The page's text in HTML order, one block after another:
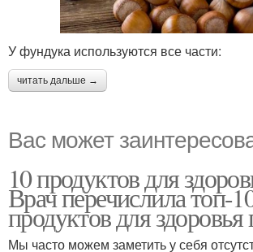
У фундука используются все части:
читать дальше →
Вас может
10 продуктов для
Врач перечислила топ-
продуктов для здоровья
Мы часто можем заметить у себя